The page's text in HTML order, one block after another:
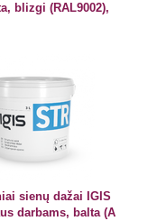
blizgi (RAL9002),
sienų dažai IGIS
darbams, balta (A